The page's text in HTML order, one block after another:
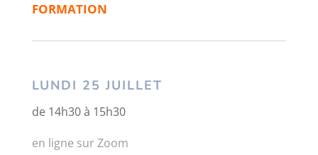
FORMATION
LUNDI 25 JUILLET
de 14h30 à 15h30
en ligne sur Zoom